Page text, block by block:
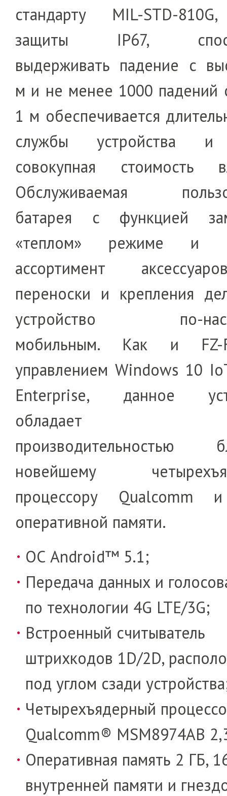
стандарту MIL-STD-
защиты IP67,
выдерживать падение с
м и не менее 1000 падений
1 м обеспечивается
службы устройства и
совокупная стоимость
Обслуживаемая
батарея с функцией
«теплом» режиме и
ассортимент
переноски и крепления
устройство по-
мобильным. Как и
управлением Windows 10
Enterprise, данное
обладает
производительностью
новейшему
процессору
оперативной памяти.
ОС Android™ 5.1;
Передача данных и
по технологии 4G LTE/3G;
Встроенный считыватель
штрихкодов 1D/2D,
под углом сзади
Четырехъядерный
Qualcomm® MSM8974AB
Оперативная память 2 ГБ,
внутренней памяти и